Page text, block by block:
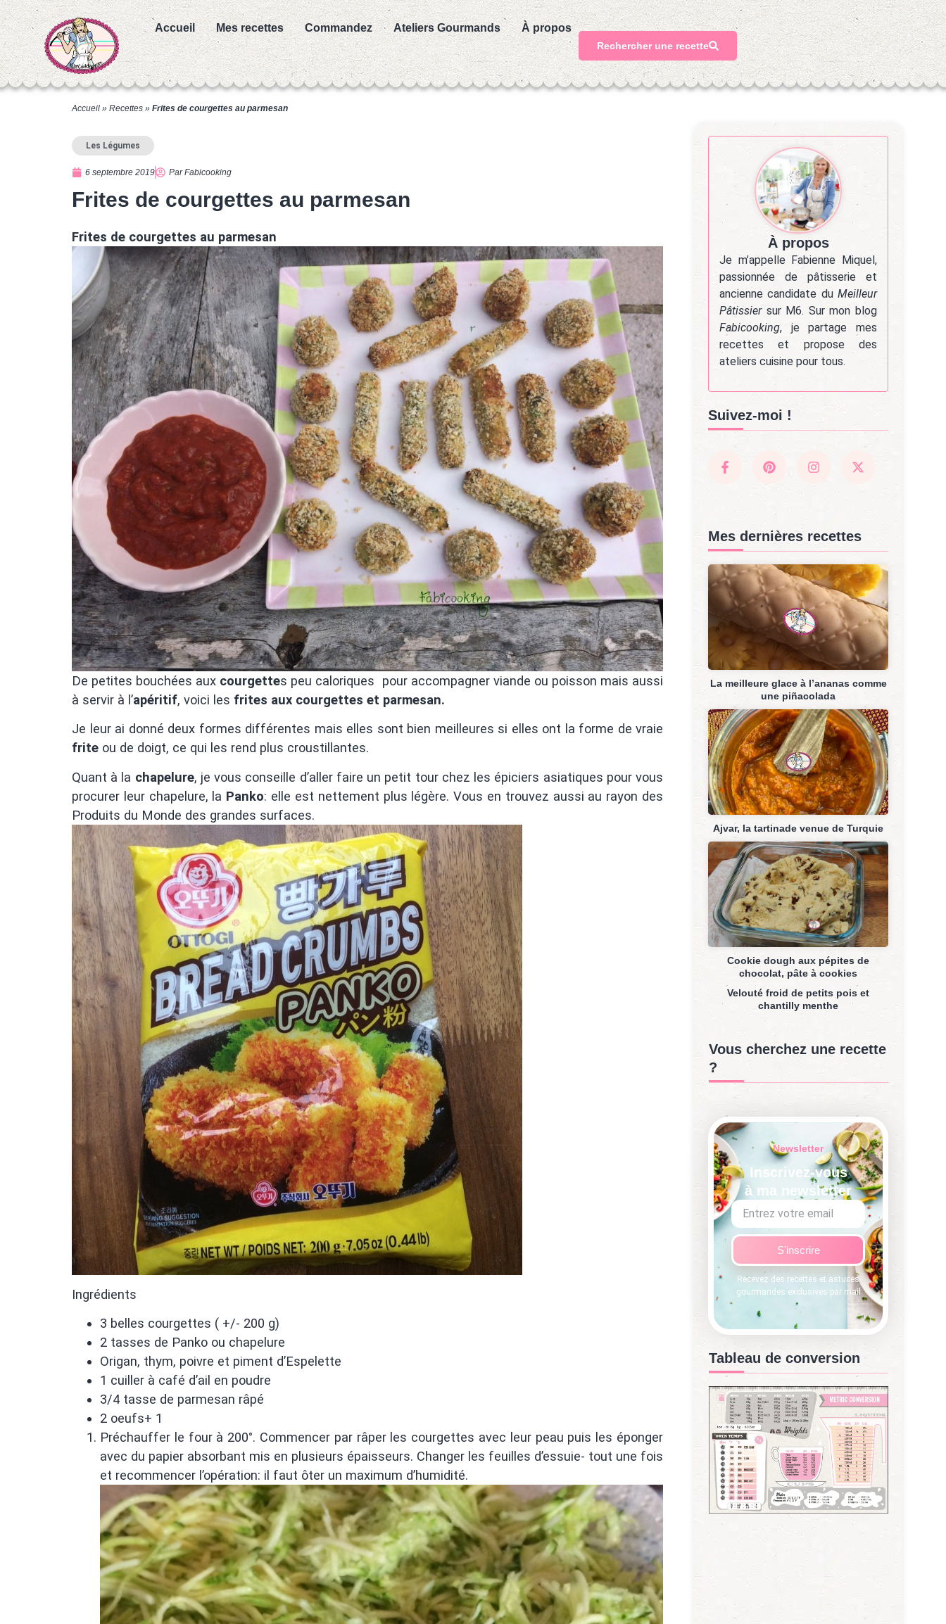
Accueil Mes recettes Commandez Ateliers Gourmands À propos
Rechercher une recette
Accueil » Recettes » Frites de courgettes au parmesan
Les Légumes
6 septembre 2019 ParFabicooking
Frites de courgettes au parmesan
Frites de courgettes au parmesan
De petites bouchées aux courgettes peu caloriques pour accompagner viande ou poisson mais aussi
à servir à l’apéritif, voici les frites aux courgettes et parmesan.
Je leur ai donné deux formes différentes mais elles sont bien meilleures si elles ont la forme de vraie
frite ou de doigt, ce qui les rend plus croustillantes.
Quant à la chapelure, je vous conseille d’aller faire un petit tour chez les épiciers asiatiques pour vous
procurer leur chapelure, la Panko: elle est nettement plus légère. Vous en trouvez aussi au rayon des
Produits du Monde des grandes surfaces.
Ingrédients
3 belles courgettes ( +/- 200 g)
2 tasses de Panko ou chapelure
Origan, thym, poivre et piment d’Espelette
1 cuiller à café d’ail en poudre
3/4 tasse de parmesan râpé
2 oeufs+ 1
Préchauffer le four à 200°. Commencer par râper les courgettes avec leur peau puis les éponger
avec du papier absorbant mis en plusieurs épaisseurs. Changer les feuilles d’essuie- tout une fois
et recommencer l’opération: il faut ôter un maximum d’humidité.
À propos
Je m’appelle Fabienne Miquel,
passionnée de pâtisserie et
ancienne candidate du Meilleur
Pâtissiersur M6. Sur mon blog
Fabicooking, je partage mes
recettes et propose des
ateliers cuisine pour tous.
Suivez-moi !
Mes dernières recettes
La meilleure glace à l’ananas comme
une piñacolada
Ajvar, la tartinade venue de Turquie
Cookie dough aux pépites de
chocolat, pâte à cookies
Velouté froid de petits pois et
chantilly menthe
Vous cherchez une recette
?
Newsletter
Inscrivez-vous
à ma newsletter
S'inscrire
Recevez des recettes et astuces
gourmandes exclusives par mail
Tableau de conversion